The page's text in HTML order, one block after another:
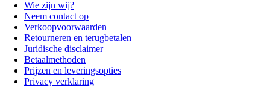
Wie zijn wij?
Neem contact op
Verkoopvoorwaarden
Retourneren en terugbetalen
Juridische disclaimer
Betaalmethoden
Prijzen en leveringsopties
Privacy verklaring